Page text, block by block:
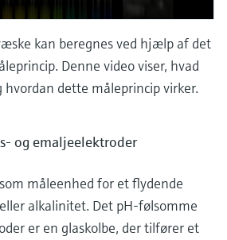
kan beregnes ved hjælp af det
Denne video viser, hvad
hvordan dette måleprincip virker.
og emaljeelektroder
måleenhed for et flydende
alkalinitet. Det pH-følsomme
er en glaskolbe, der tilfører et